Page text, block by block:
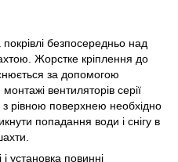
безпосередньо над
Жорстке кріплення до
за допомогою
вентиляторів серії
рівною поверхнею необхідно
попадання води і снігу в
установка повинні